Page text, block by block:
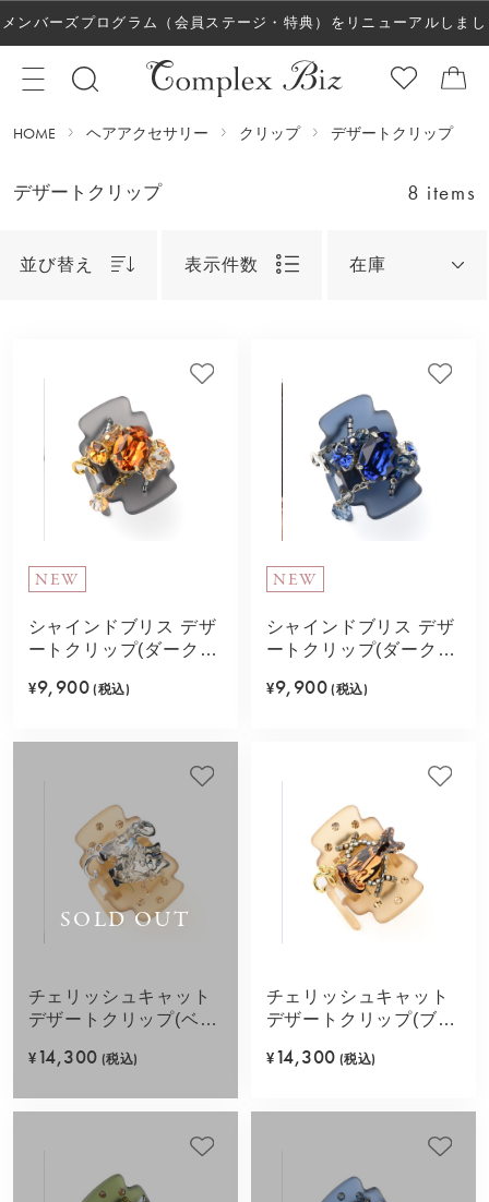
メンバーズプログラム（会員ステージ・特典）をリニューアルしまし
た！
HOME ヘアアクセサリー クリップ デザートクリップ
デザートクリップ 8 items
並び替え 表示件数 在庫
NEW
シャインドブリス デザ
ートクリップ(ダークオ
¥9,900 (税込)
NEW
シャインドブリス デザ
ートクリップ(ダークブ
¥9,900 (税込)
SOLD OUT
チェリッシュキャット
デザートクリップ(ベー
¥ 14,300 (税込)
チェリッシュキャット
デザートクリップ(ブラ
¥ 14,300 (税込)